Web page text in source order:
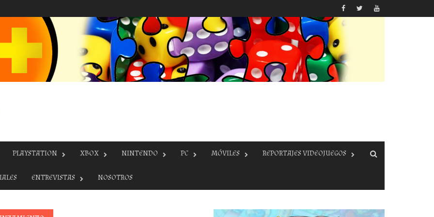
PLAYSTATION XBOX NINTENDO PC MÓVILES REPORTAJES VIDEOJUEGOS
ENTREVISTAS NOSOTROS